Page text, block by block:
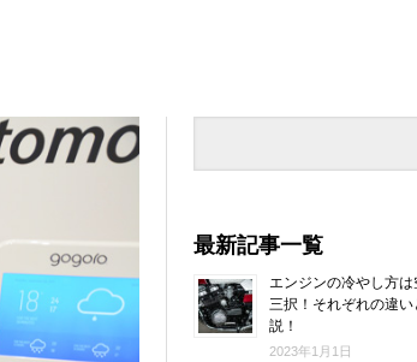
最新記事一覧
エンジンの冷やし方
三択！それぞれの違
説！
2023年1月1日